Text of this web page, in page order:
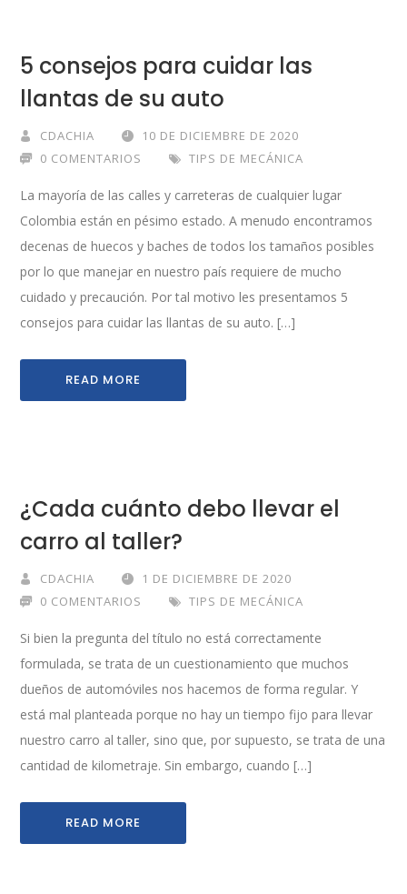
5 consejos para cuidar las
llantas de su auto
CDACHIA
10 DE DICIEMBRE DE 2020
0 COMENTARIOS
TIPS DE MECÁNICA
La mayoría de las calles y carreteras de cualquier lugar
Colombia están en pésimo estado. A menudo encontramos
decenas de huecos y baches de todos los tamaños posibles
por lo que manejar en nuestro país requiere de mucho
cuidado y precaución. Por tal motivo les presentamos 5
consejos para cuidar las llantas de su auto. […]
READ MORE
¿Cada cuánto debo llevar el
carro al taller?
CDACHIA
1 DE DICIEMBRE DE 2020
0 COMENTARIOS
TIPS DE MECÁNICA
Si bien la pregunta del título no está correctamente
formulada, se trata de un cuestionamiento que muchos
dueños de automóviles nos hacemos de forma regular. Y
está mal planteada porque no hay un tiempo fijo para llevar
nuestro carro al taller, sino que, por supuesto, se trata de una
cantidad de kilometraje. Sin embargo, cuando […]
READ MORE